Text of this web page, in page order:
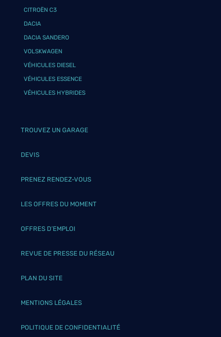
CITROËN C3
DACIA
DACIA SANDERO
VOLSKWAGEN
VÉHICULES DIESEL
VÉHICULES ESSENCE
VÉHICULES HYBRIDES
TROUVEZ UN GARAGE
DEVIS
PRENEZ RENDEZ-VOUS
LES OFFRES DU MOMENT
OFFRES D’EMPLOI
REVUE DE PRESSE DU RÉSEAU
PLAN DU SITE
MENTIONS LÉGALES
POLITIQUE DE CONFIDENTIALITÉ